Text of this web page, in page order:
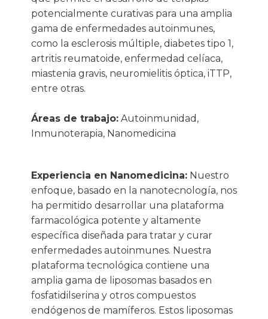
potencialmente curativas para una amplia
gama de enfermedades autoinmunes,
como la esclerosis múltiple, diabetes tipo 1,
artritis reumatoide, enfermedad celíaca,
miastenia gravis, neuromielitis óptica, iTTP,
entre otras.
Áreas de trabajo: Autoinmunidad,
Inmunoterapia, Nanomedicina
Experiencia en Nanomedicina: Nuestro
enfoque, basado en la nanotecnología, nos
ha permitido desarrollar una plataforma
farmacológica potente y altamente
específica diseñada para tratar y curar
enfermedades autoinmunes. Nuestra
plataforma tecnológica contiene una
amplia gama de liposomas basados ​​en
fosfatidilserina y otros compuestos
endógenos de mamíferos. Estos liposomas